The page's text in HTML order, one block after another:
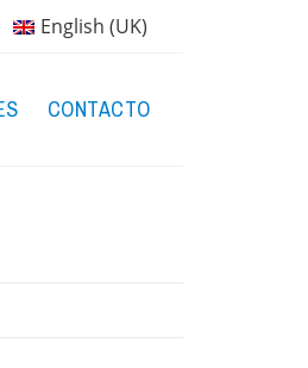
English (UK)
CONTACTO